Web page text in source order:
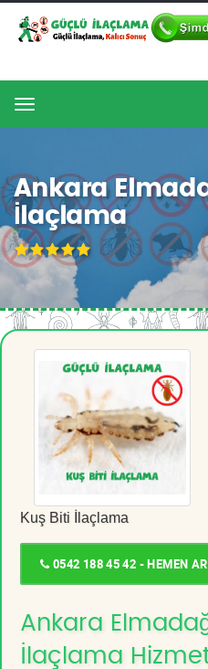
Menu
Ankara
İlaçlama
Kuş Biti İlaçlama
0542 188 45 42 - HEMEN
Ankara
İlaçlama